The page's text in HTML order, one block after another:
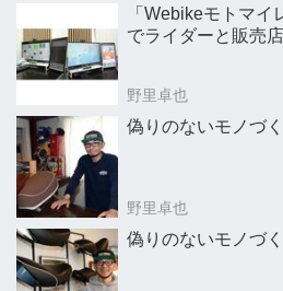
「Webikeモトマイ
でライダーと販売
野里卓也
野里卓也
偽りのないモノづ